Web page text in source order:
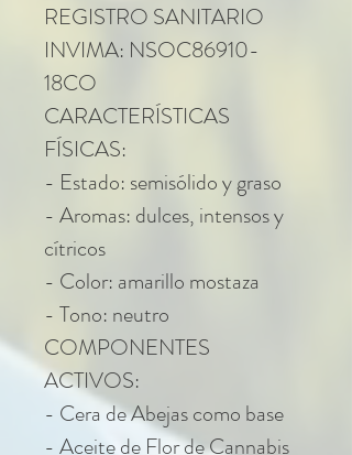
REGISTRO SANITARIO
INVIMA: NSOC86910-
18CO
CARACTERÍSTICAS
FÍSICAS:
- Estado: semisólido y graso
- Aromas: dulces, intensos y
cítricos
- Color: amarillo mostaza
- Tono: neutro
COMPONENTES
ACTIVOS:
- Cera de Abejas como base
- Aceite de Flor de Cannabis